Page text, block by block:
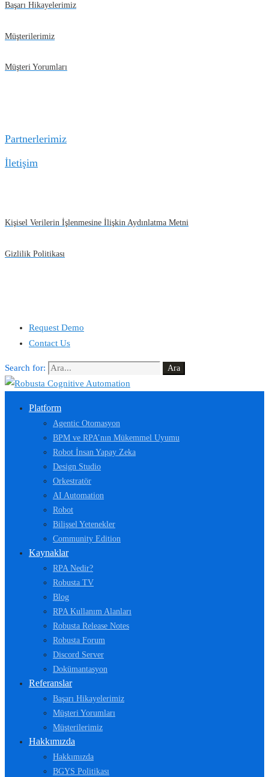
Başarı Hikayelerimiz
Müşterilerimiz
Müşteri Yorumları
Partnerlerimiz
İletişim
Kişisel Verilerin İşlenmesine İlişkin Aydınlatma Metni
Gizlilik Politikası
Request Demo
Contact Us
Search for: Ara
Platform
Agentic Otomasyon
BPM ve RPA’nın Mükemmel Uyumu
Robot İnsan Yapay Zeka
Design Studio
Orkestratör
AI Automation
Robot
Bilişsel Yetenekler
Community Edition
Kaynaklar
RPA Nedir?
Robusta TV
Blog
RPA Kullanım Alanları
Robusta Release Notes
Robusta Forum
Discord Server
Dokümantasyon
Referanslar
Başarı Hikayelerimiz
Müşteri Yorumları
Müşterilerimiz
Hakkımızda
Hakkımızda
BGYS Politikası